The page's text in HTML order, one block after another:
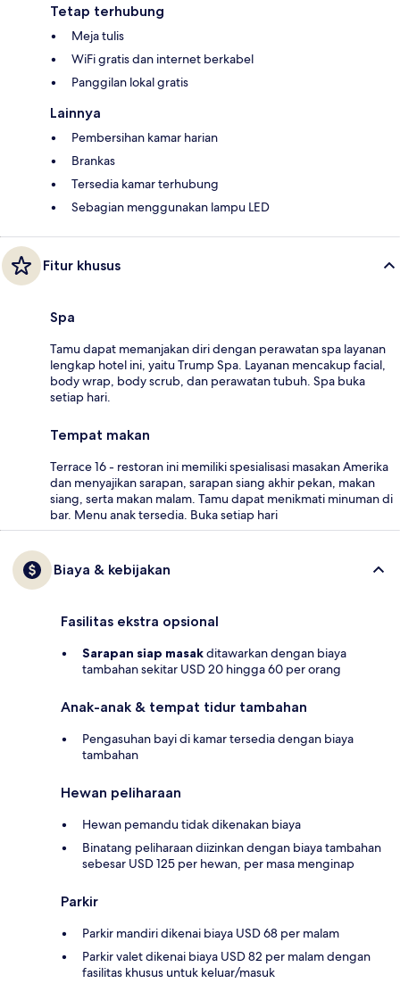
Tetap terhubung
Meja tulis
WiFi gratis dan internet berkabel
Panggilan lokal gratis
Lainnya
Pembersihan kamar harian
Brankas
Tersedia kamar terhubung
Sebagian menggunakan lampu LED
Fitur khusus
Spa
Tamu dapat memanjakan diri dengan perawatan spa layanan
lengkap hotel ini, yaitu Trump Spa. Layanan mencakup facial,
body wrap, body scrub, dan perawatan tubuh. Spa buka
setiap hari.
Tempat makan
Terrace 16 - restoran ini memiliki spesialisasi masakan Amerika
dan menyajikan sarapan, sarapan siang akhir pekan, makan
siang, serta makan malam. Tamu dapat menikmati minuman di
bar. Menu anak tersedia. Buka setiap hari
Biaya & kebijakan
Fasilitas ekstra opsional
Sarapan siap masakditawarkan dengan biaya
tambahan sekitar USD 20 hingga 60 per orang
Anak-anak & tempat tidur tambahan
Pengasuhan bayi di kamar tersedia dengan biaya
tambahan
Hewan peliharaan
Hewan pemandu tidak dikenakan biaya
Binatang peliharaan diizinkan dengan biaya tambahan
sebesar USD 125 per hewan, per masa menginap
Parkir
Parkir mandiri dikenai biaya USD 68 per malam
Parkir valet dikenai biaya USD 82 per malam dengan
fasilitas khusus untuk keluar/masuk